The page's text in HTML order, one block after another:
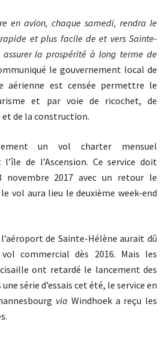
en avion, chaque samedi, rendra le
et plus facile de et vers Sainte-
la prospérité à long terme de
le gouvernement local de
aérienne est censée permettre le
et par voie de ricochet, de
et de la construction.
un vol charter mensuel
de l’Ascension. Ce service doit
novembre 2017 avec un retour le
vol aura lieu le deuxième week-end
de Sainte-Hélène aurait dû
commercial dès 2016. Mais les
ont retardé le lancement des
série d’essais cet été, le service en
via Windhoek a reçu les